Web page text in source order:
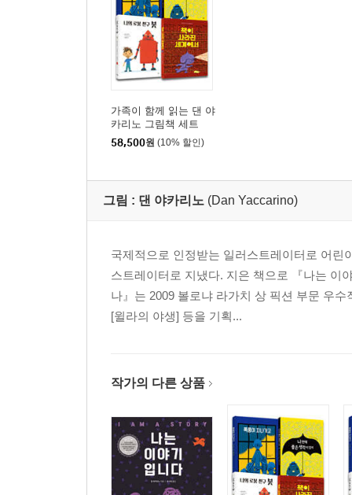
가족이 함께 읽는 댄 야
카리노 그림책 세트
58,500원 (10% 할인)
그림 : 댄 야카리노 (Dan Yaccarino)
국제적으로 인정받는 일러스트레이터로 어
스트레이터로 지냈다. 지은 책으로 『나는 이
나』는 2009 볼로냐 라가치 상 픽션 부문 우
[윌라의 야생] 등을 기획...
작가의 다른 상품